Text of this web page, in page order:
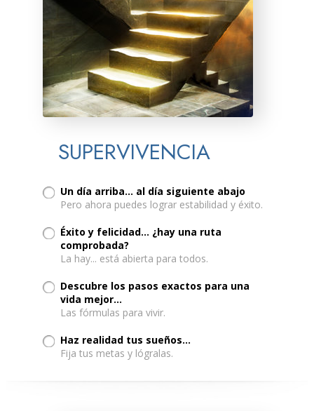
SUPERVIVENCIA
Un día arriba... al día siguiente abajo
Pero ahora puedes lograr estabilidad y éxito.
Éxito y felicidad… ¿hay una ruta
comprobada?
La hay... está abierta para todos.
Descubre los pasos exactos para una
vida mejor…
Las fórmulas para vivir.
Haz realidad tus sueños...
Fija tus metas y lógralas.